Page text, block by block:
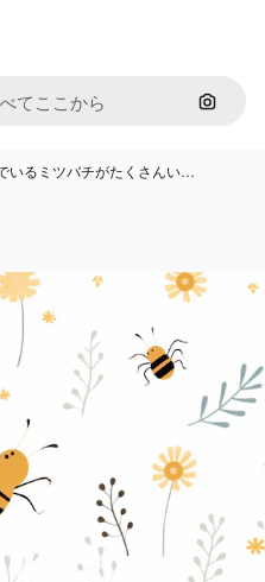
画像で
いるミツバチがたくさんい…